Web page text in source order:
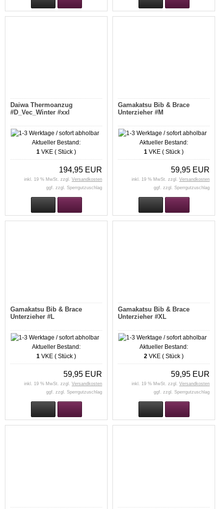
Daiwa Thermoanzug
#D_Vec_Winter #xxl
Aktueller Bestand:
1 VKE ( Stück )
194,95 EUR
inkl. 19 % MwSt. zzgl. Versandkosten
ggf. zzgl. Sperrgutzuschlag
Gamakatsu Bib & Brace
Unterzieher #M
Aktueller Bestand:
1 VKE ( Stück )
59,95 EUR
inkl. 19 % MwSt. zzgl. Versandkosten
ggf. zzgl. Sperrgutzuschlag
Gamakatsu Bib & Brace
Unterzieher #L
Aktueller Bestand:
1 VKE ( Stück )
59,95 EUR
inkl. 19 % MwSt. zzgl. Versandkosten
ggf. zzgl. Sperrgutzuschlag
Gamakatsu Bib & Brace
Unterzieher #XL
Aktueller Bestand:
2 VKE ( Stück )
59,95 EUR
inkl. 19 % MwSt. zzgl. Versandkosten
ggf. zzgl. Sperrgutzuschlag